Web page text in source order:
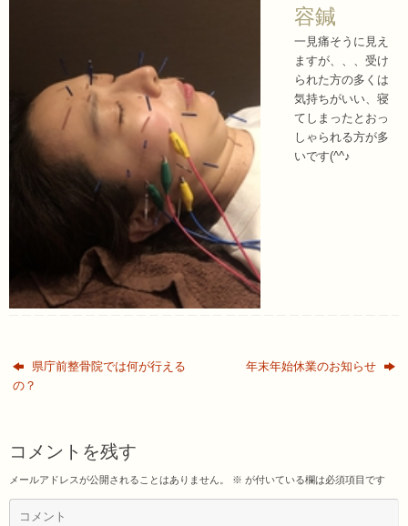
容鍼
一見痛そうに見え
ますが、、、受け
られた方の多くは
気持ちがいい、寝
てしまったとおっ
しゃられる方が多
いです(^^♪
県庁前整骨院では何が行える
の？
年末年始休業のお知らせ
コメントを残す
メールアドレスが公開されることはありません。 ※ が付いている欄は必須項目です